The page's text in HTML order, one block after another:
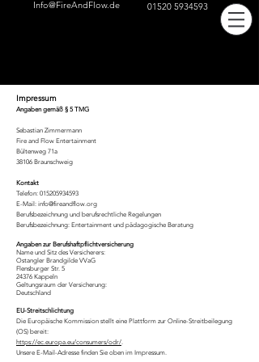
Info@FireAndFlow.de 01520 5934593
Impressum
Angaben gemäß § 5 TMG
Sebastian Zimmermann
Fire and Flow Entertainment
Bültenweg 71a
38106 Braunschweig
Kontakt
Telefon: 015205934593
E-Mail: info@fireandflow.org
Berufsbezeichnung und berufsrechtliche Regelungen
Berufsbezeichnung: Entertainment und pädagogische Beratung
Angaben zur Berufshaftpflichtversicherung
Name und Sitz des Versicherers:
Ostangler Brandgilde VVaG
Flensburger Str. 5
24376 Kappeln
Geltungsraum der Versicherung:
Deutschland
EU-Streitschlichtung
Die Europäische Kommission stellt eine Plattform zur Online-Streitbeilegung
(OS) bereit:
https://ec.europa.eu/consumers/odr/.
Unsere E-Mail-Adresse finden Sie oben im Impressum.